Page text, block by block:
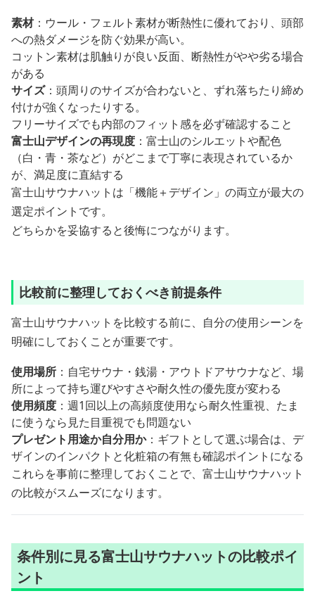
素材：ウール・フェルト素材が断熱性に優れており、頭部
への熱ダメージを防ぐ効果が高い。
コットン素材は肌触りが良い反面、断熱性がやや劣る場合
がある
サイズ：頭周りのサイズが合わないと、ずれ落ちたり締め
付けが強くなったりする。
フリーサイズでも内部のフィット感を必ず確認すること
富士山デザインの再現度 ：富士山のシルエットや配色
（白・青・茶など）がどこまで丁寧に表現されているか
が、満足度に直結する
富士山サウナハットは「機能＋デザイン」の両立が最大の
選定ポイントです。
どちらかを妥協すると後悔につながります。
比較前に整理しておくべき前提条件
富士山サウナハットを比較する前に、自分の使用シーンを
明確にしておくことが重要です。
使用場所 ：自宅サウナ・銭湯・アウトドアサウナなど、場
所によって持ち運びやすさや耐久性の優先度が変わる
使用頻度 ：週1回以上の高頻度使用なら耐久性重視、たま
に使うなら見た目重視でも問題ない
プレゼント用途か自分用か：ギフトとして選ぶ場合は、デ
ザインのインパクトと化粧箱の有無も確認ポイントになる
これらを事前に整理しておくことで、富士山サウナハット
の比較がスムーズになります。
条件別に見る富士山サウナハットの比較ポイ
ント